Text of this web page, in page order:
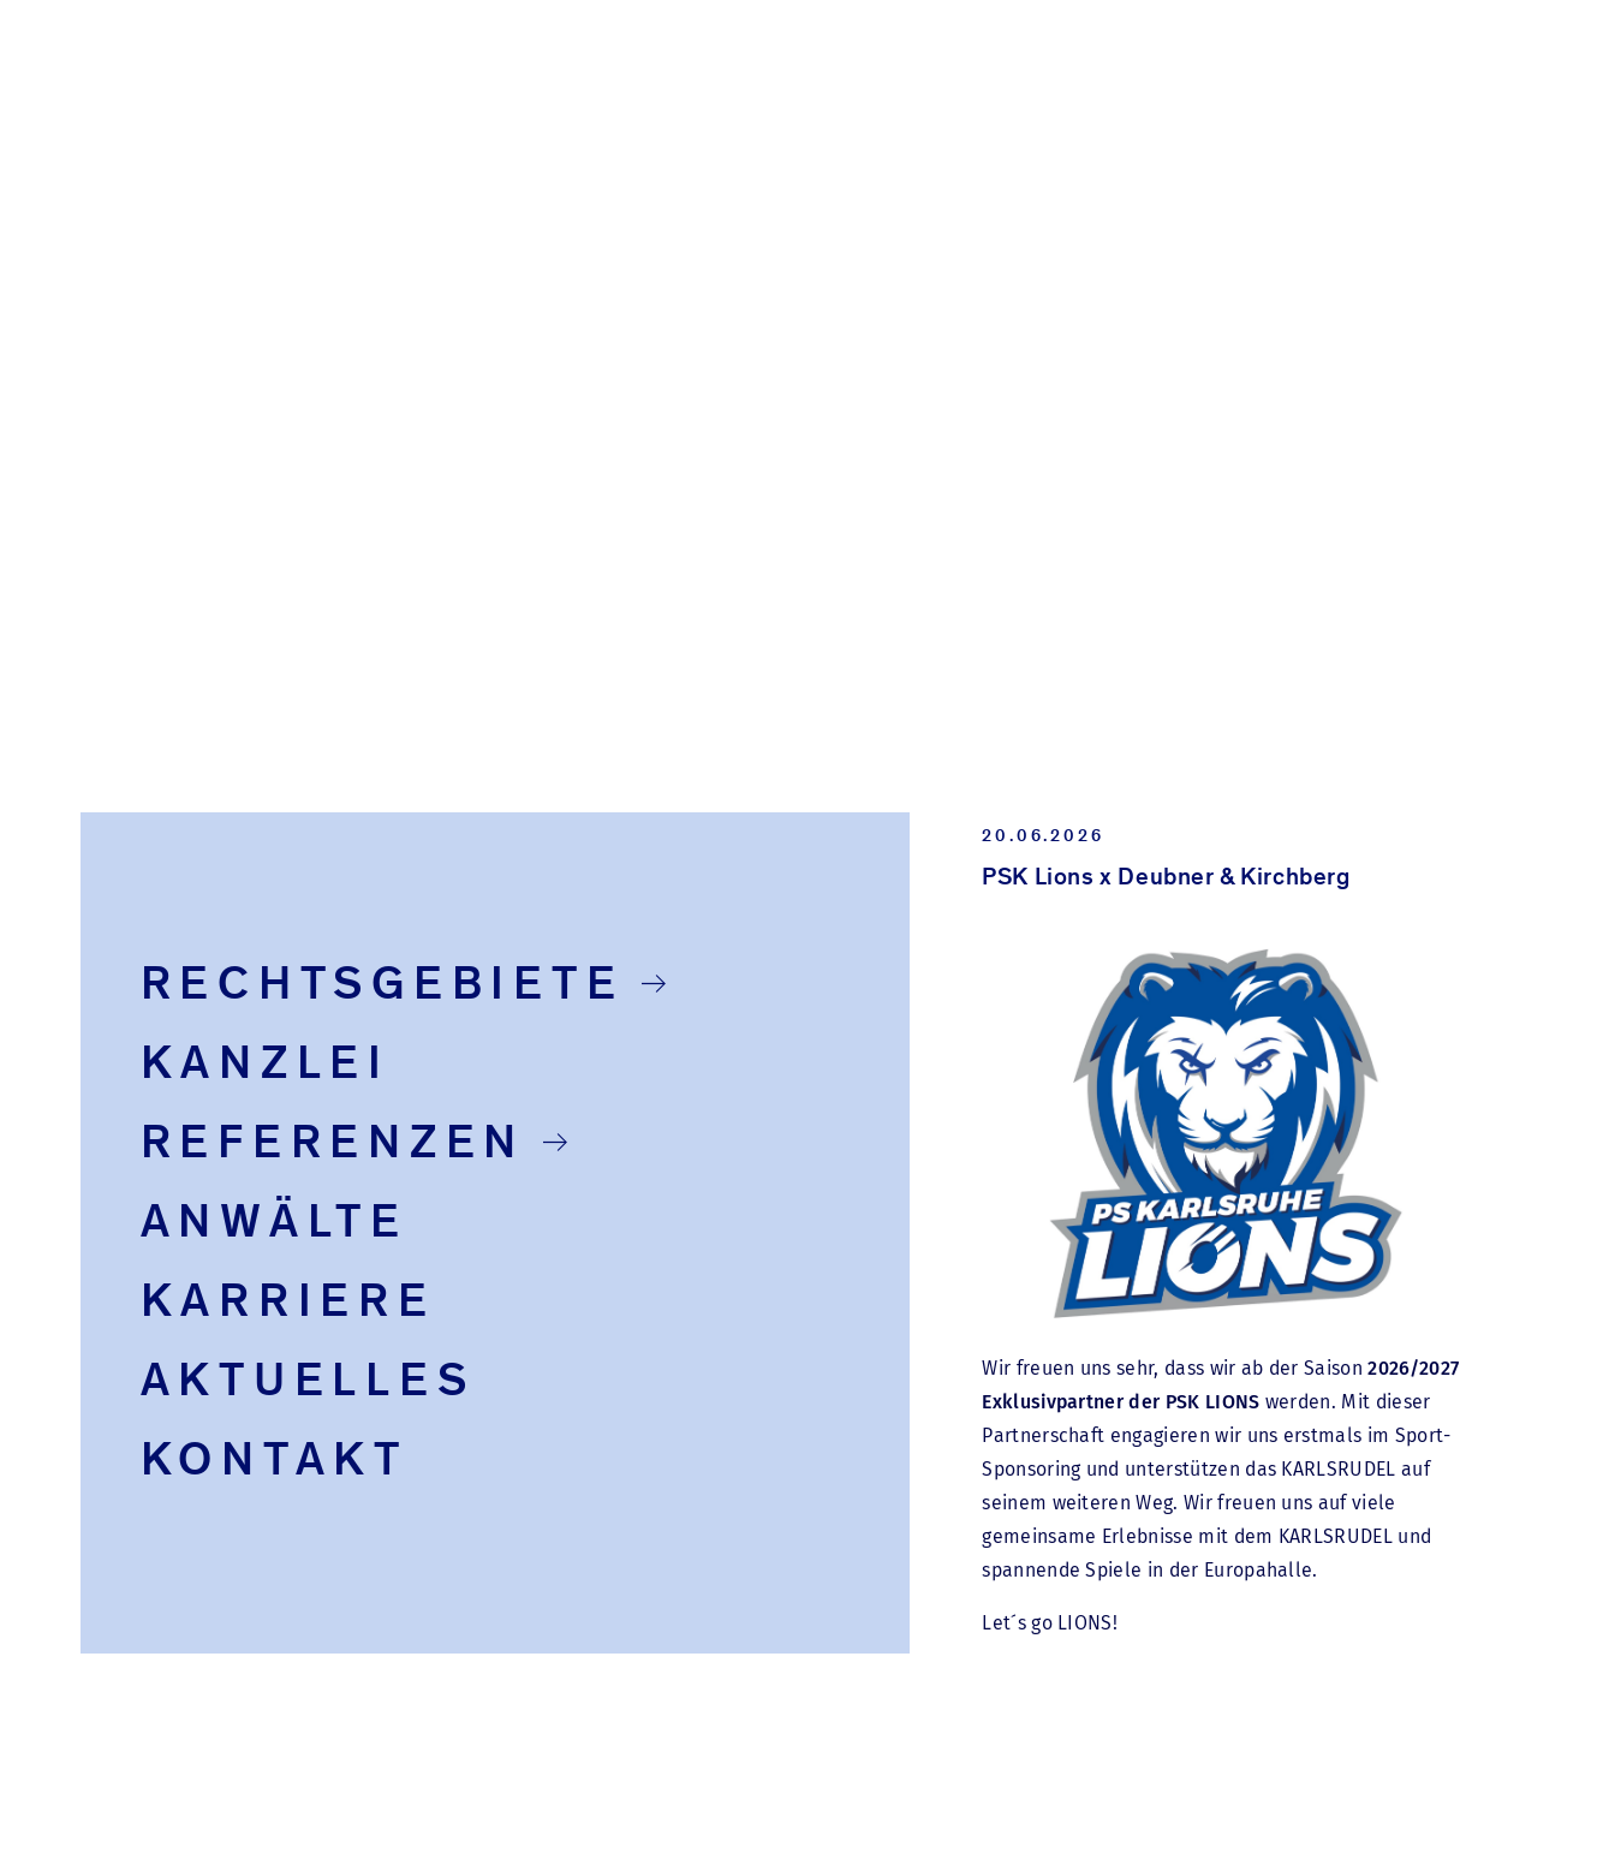
RECHTSGEBIETE
KANZLEI
REFERENZEN
ANWÄLTE
KARRIERE
AKTUELLES
KONTAKT
20.06.2026
PSK Lions x Deubner & Kirchberg
Wir freuen uns sehr, dass wir ab der Saison2026/2027
Exklusivpartner der PSK LIONS werden. Mit dieser
Partnerschaft engagieren wir uns erstmals im Sport-
Sponsoring und unterstützen das KARLSRUDEL auf
seinem weiteren Weg. Wir freuen uns auf viele
gemeinsame Erlebnisse mit dem KARLSRUDEL und
spannende Spiele in der Europahalle.
Let´s go LIONS!
UNSERE RECHTSGEBIETE
BAURECHT
VERWALTUNGSRECHT
VERFASSUNGSRECHT
VERGABERECHT